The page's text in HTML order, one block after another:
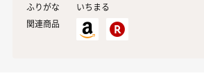
ふりがな
いちまる
関連商品